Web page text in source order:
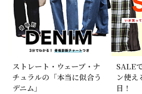
ストレート・ウェーブ・ナ
チュラルの「本当に似合う
デニム」
SALE
ン使え
目！